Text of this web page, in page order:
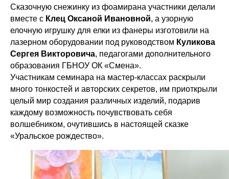
Сказочную снежинку из фоамирана участники делали
вместе с Клец Оксаной Ивановной, а узорную
елочную игрушку для елки из фанеры изготовили на
лазерном оборудовании под руководством Куликова
Сергея Викторовича, педагогами дополнительного
образования ГБНОУ ОК «Смена».
Участникам семинара на мастер-классах раскрыли
много тонкостей и авторских секретов, им приоткрыли
целый мир создания различных изделий, подарив
каждому возможность почувствовать себя
волшебником, очутившись в настоящей сказке
«Уральское рождество».